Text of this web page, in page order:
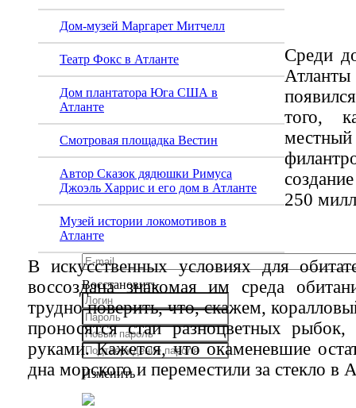
Дом-музей Маргарет Митчелл
Театр Фокс в Атланте
Дом плантатора Юга США в
Атланте
Смотровая площадка Вестин
Автор Сказок дядюшки Римуса
Джоэль Харрис и его дом в Атланте
Музей истории локомотивов в
Атланте
Восстановить
Изменить
Среди
того,
250
В искусственных условиях для
воссоздана знакомая им среда
трудно поверить, что, скажем,
проносятся стаи разноцветных рыбок,
руками. Кажется, что окаменевшие
дна морского и переместили за стекло в